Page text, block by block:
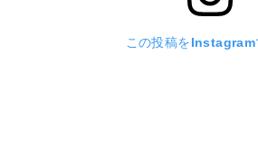
この投稿をInstagram